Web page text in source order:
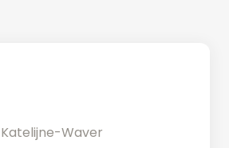
Waver